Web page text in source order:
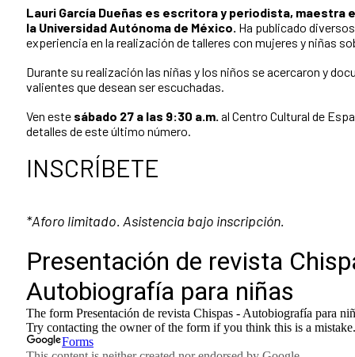
Lauri García Dueñas es escritora y periodista, maestra
la Universidad Autónoma de México. Ha publicado
experiencia en la realización de talleres con mujeres y niñas
Durante su realización las niñas y los niños se acercaron y
valientes que desean ser escuchadas.
Ven este sábado 27 a las 9:30 a.m. al Centro Cultural de
detalles de este último número.
INSCRÍBETE
*Aforo limitado. Asistencia bajo inscripción.